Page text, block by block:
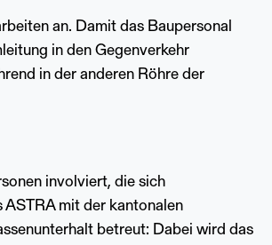
an. Damit das Baupersonal
in den Gegenverkehr
in der anderen Röhre der
involviert, die sich
mit der kantonalen
betreut: Dabei wird das